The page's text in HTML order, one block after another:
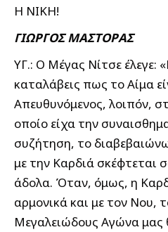
Η ΝΙΚΗ!
ΓΙΩΡΓΟΣ ΜΑΣΤΟΡΑΣ
ΥΓ.: Ο Μέγας Νίτσε έλεγε:
καταλάβεις πως το Αίμα
Απευθυνόμενος, λοιπόν,
οποίο είχα την
συζήτηση, το
με την Καρδιά σκέφτεται
άδολα. Όταν, όμως, η
αρμονικά και με τον Νου,
Μεγαλειώδους Αγώνα μας